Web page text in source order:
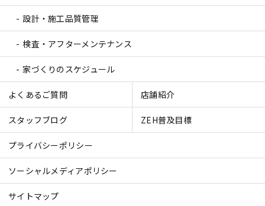
設計・施工品質管理
検査・アフターメンテナンス
家づくりのスケジュール
よくあるご質問 店舗紹介
スタッフブログ ZEH普及目標
プライバシーポリシー
ソーシャルメディアポリシー
サイトマップ